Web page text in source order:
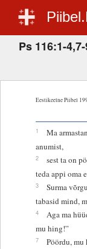
Ps 116:1-
Eestikeelne Piibel
1
Ma
anumist,
2
sest ta on
teda appi oma
3
Surma
tabasid mind,
4
Aga ma
mu hing!”
7
Pöördu, mu